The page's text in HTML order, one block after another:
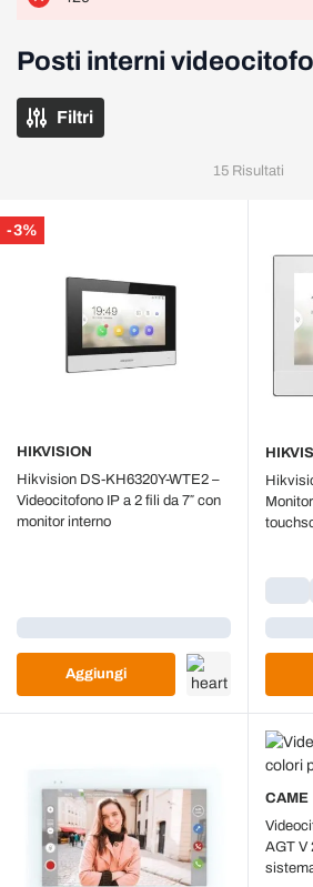
Posti interni
Filtri
15 Risultati
-3%
HIKVISION
Hikvision DS‑KH6320Y‑WTE2 –
Videocitofono IP a 2 fili da 7″ con
monitor interno
Aggiungi
CAME
AGT V